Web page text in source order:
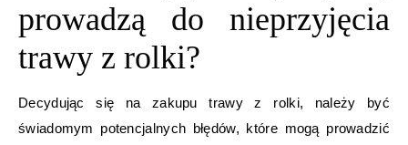
prowadzą do nieprzyjęcia
trawy z rolki?
Decydując się na zakupu trawy z rolki, należy być
świadomym potencjalnych błędów, które mogą prowadzić